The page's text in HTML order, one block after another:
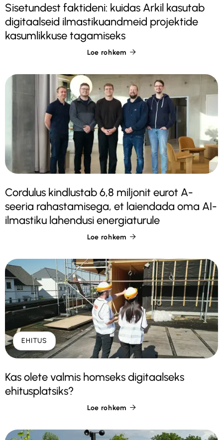
Sisetundest faktideni: kuidas Arkil kasutab
digitaalseid ilmastikuandmeid projektide
kasumlikkuse tagamiseks
Loe rohkem 
Cordulus kindlustab 6,8 miljonit eurot A-
seeria rahastamisega, et laiendada oma AI-
ilmastiku lahendusi energiaturule
Loe rohkem 
EHITUS
Kas olete valmis homseks digitaalseks
ehitusplatsiks?
Loe rohkem 